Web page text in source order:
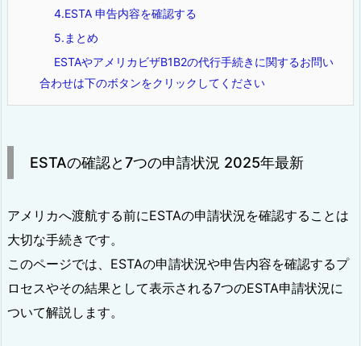
4.ESTA 申告内容を確認する
5.まとめ
ESTAやアメリカビザB1B2の代行手続きに関するお問い
合わせは下のボタンをクリックしてください
ESTAの確認と7つの申請状況 2025年最新
アメリカへ渡航する前にESTAの申請状況を確認することは
大切な手続きです。
このページでは、ESTAの申請状況や申告内容を確認するプ
ロセスやその結果として表示される7つのESTA申請状況に
ついて解説します。